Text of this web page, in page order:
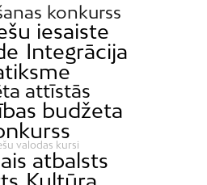
konkurss
iesaiste
Integrācija
attīstās
budžeta
valodas kursi
atbalsts